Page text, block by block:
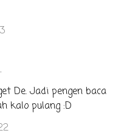
De. Jadi pengen baca
kalo pulang :D